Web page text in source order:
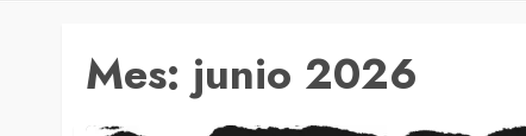
Mes: junio 2026